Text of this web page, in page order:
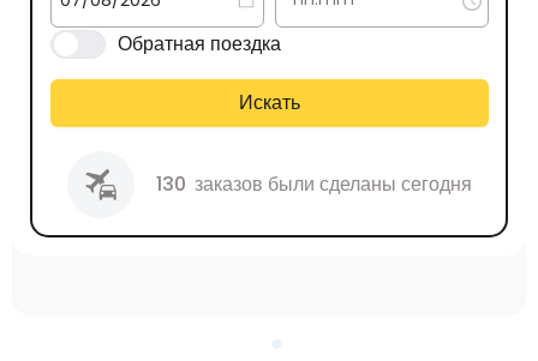
Обратная поездка
Искать
130 заказов были сделаны сегодня